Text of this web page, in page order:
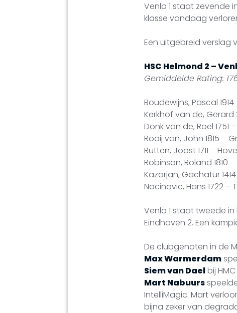
Venlo 1 staat zevende
klasse vandaag
Een uitgebreid verslag
HSC Helmond 2 –
Gemiddelde Rating:
Boudewijns, Pascal
Kerkhof van de, Gerard
Donk van de, Roel 1751
Rooij van, John 1815 –
Rutten, Joost 1711 –
Robinson, Roland 1810
Kazarjan, Gachatur
Nacinovic, Hans 1722 –
Venlo 1 staat tweede
Eindhoven 2. Een
De clubgenoten in de
Max Warmerdam
Siem van Daelbij
Mart Nabuurs
IntelliMagic. Mart
bijna zeker van